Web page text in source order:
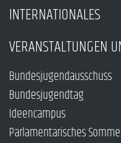
INTERNATIONALES
VERANSTALTUNGEN
Bundesjugendausschuss
Bundesjugendtag
Ideencampus
Parlamentarisches